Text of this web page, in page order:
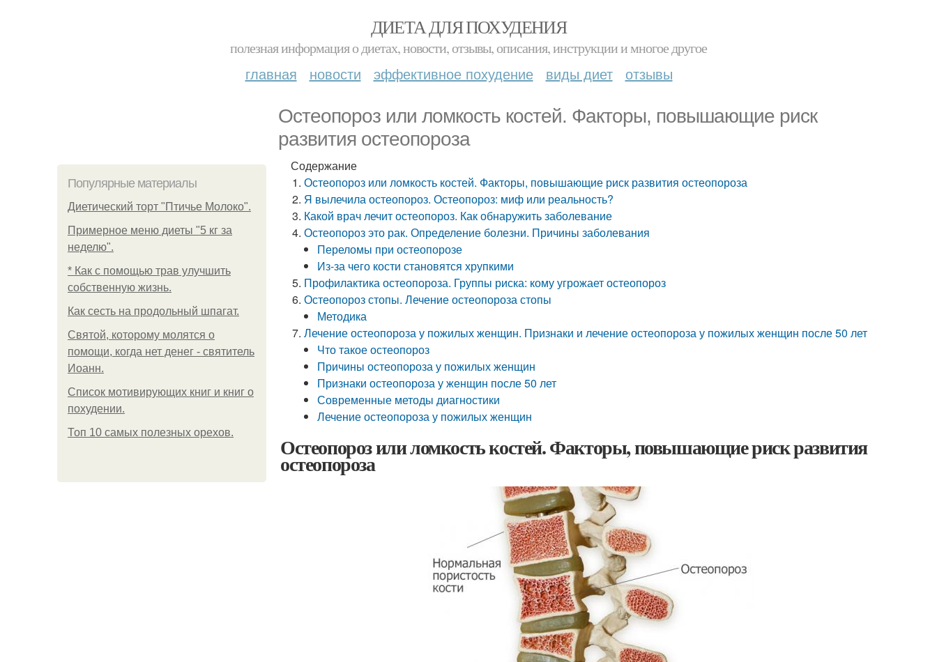
ДИЕТА ДЛЯ ПОХУДЕНИЯ
полезная информация о диетах, новости, отзывы, описания, инструкции и многое другое
главная новости эффективное похудение виды диет отзывы
Остеопороз или ломкость костей. Факторы, повышающие риск
развития остеопороза
Популярные материалы
Диетический торт "Птичье Молоко".
Примерное меню диеты "5 кг за
неделю".
* Как с помощью трав улучшить
собственную жизнь.
Как сесть на продольный шпагат.
Святой, которому молятся о
помощи, когда нет денег - святитель
Иоанн.
Список мотивирующих книг и книг о
похудении.
Топ 10 самых полезных орехов.
Содержание
Остеопороз или ломкость костей. Факторы, повышающие риск развития остеопороза
Я вылечила остеопороз. Остеопороз: миф или реальность?
Какой врач лечит остеопороз. Как обнаружить заболевание
Остеопороз это рак. Определение болезни. Причины заболевания
Переломы при остеопорозе
Из-за чего кости становятся хрупкими
Профилактика остеопороза. Группы риска: кому угрожает остеопороз
Остеопороз стопы. Лечение остеопороза стопы
Методика
Лечение остеопороза у пожилых женщин. Признаки и лечение остеопороза у пожилых женщин после 50 лет
Что такое остеопороз
Причины остеопороза у пожилых женщин
Признаки остеопороза у женщин после 50 лет
Современные методы диагностики
Лечение остеопороза у пожилых женщин
Остеопороз или ломкость костей. Факторы, повышающие риск развития
остеопороза